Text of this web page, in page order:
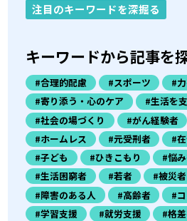
注目のキーワードを深掘る
キーワードから記事を
#合理的配慮 #スポーツ
#
#寄り添う・心のケア
#生活を
#社会の場づくり
#がん経験者
#ホームレス
#元受刑者 #
#子ども
#ひきこもり
#悩
#生活困窮者
#若者 #被災者
#障害のある人
#高齢者
#
#学習支援
#就労支援
#格